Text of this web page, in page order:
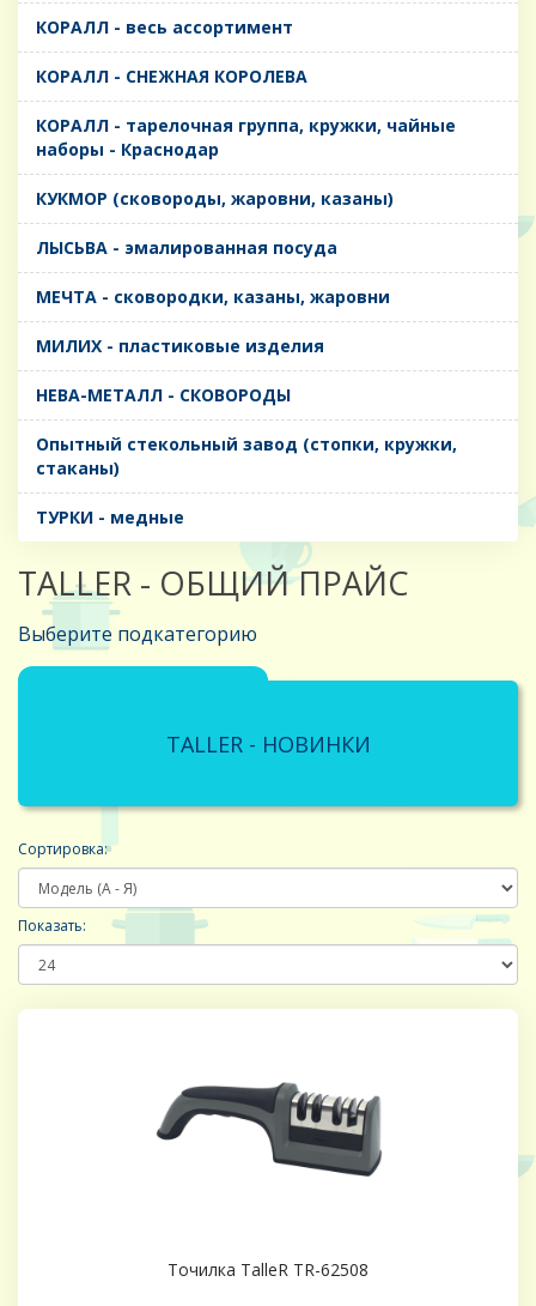
КОРАЛЛ - весь ассортимент
КОРАЛЛ - СНЕЖНАЯ КОРОЛЕВА
КОРАЛЛ - тарелочная группа, кружки, чайные
наборы - Краснодар
КУКМОР (сковороды, жаровни, казаны)
ЛЫСЬВА - эмалированная посуда
МЕЧТА - сковородки, казаны, жаровни
МИЛИХ - пластиковые изделия
НЕВА-МЕТАЛЛ - СКОВОРОДЫ
Опытный стекольный завод (стопки, кружки,
стаканы)
ТУРКИ - медные
TALLER - ОБЩИЙ ПРАЙС
Выберите подкатегорию
TALLER - НОВИНКИ
Сортировка:
Показать:
Точилка TalleR TR-62508